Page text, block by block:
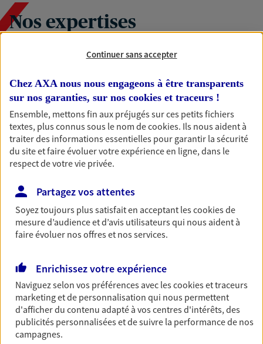
Nos expertises
professionnels et les
entreprises
Comme vous, nous sommes des indépendants. Nous
bâtissons ensemble des solutions cohérentes pour
protéger votre activité, vos collaborateurs... mais aussi
vous-même et votre famille.
Accompagner vos projets de
vie
d'assurance et d'épargne. Recevez un conseil d'expert
cohérent avec vos besoins
Vous aider à constituer une
épargne
Continuer sans accepter
Chez AXA nous nous engageons à être transparents
sur nos garanties, sur nos cookies et traceurs !
Ensemble, mettons fin aux préjugés sur ces petits fichiers
textes, plus connus sous le nom decookies. Ils nous aident à
traiter des informations essentielles pour garantir la sécurité
du site et faire évoluer votre expérience en ligne, dans le
respect de votre vie privée.
Partagez vos attentes
Soyez toujours plus satisfait en acceptant lescookiesde
mesure d’audience et d’avis utilisateurs qui nous aident à
faire évoluer nos offres et nos services.
Enrichissez votre expérience
Naviguez selon vos préférences avec lescookies et traceurs
marketing et de personnalisation qui nous permettent
d'afficher du contenu adapté à vos centres d'intérêts, des
publicités personnalisées et de suivre la performance de nos
campagnes.